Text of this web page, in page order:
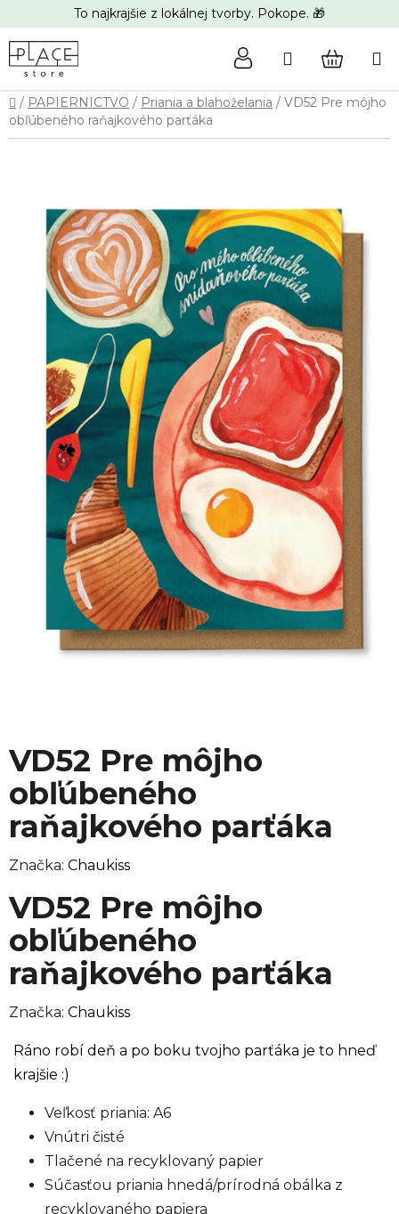
na
obsah
To najkrajšie z lokálnej tvorby. Pokope. 🎁
Hľadať
KOŠÍK
Domov
/ PAPIERNICTVO / Priania a blahoželania / VD52 Pre môjho
obľúbeného raňajkového parťáka
VD52 Pre môjho
obľúbeného
raňajkového parťáka
Značka: Chaukiss
VD52 Pre môjho
obľúbeného
raňajkového parťáka
Značka: Chaukiss
Ráno robí deň a po boku tvojho parťáka je to hneď
krajšie :)
Veľkosť priania: A6
Vnútri čisté
Tlačené na recyklovaný papier
Súčasťou priania hnedá/prírodná obálka z
recyklovaného papiera